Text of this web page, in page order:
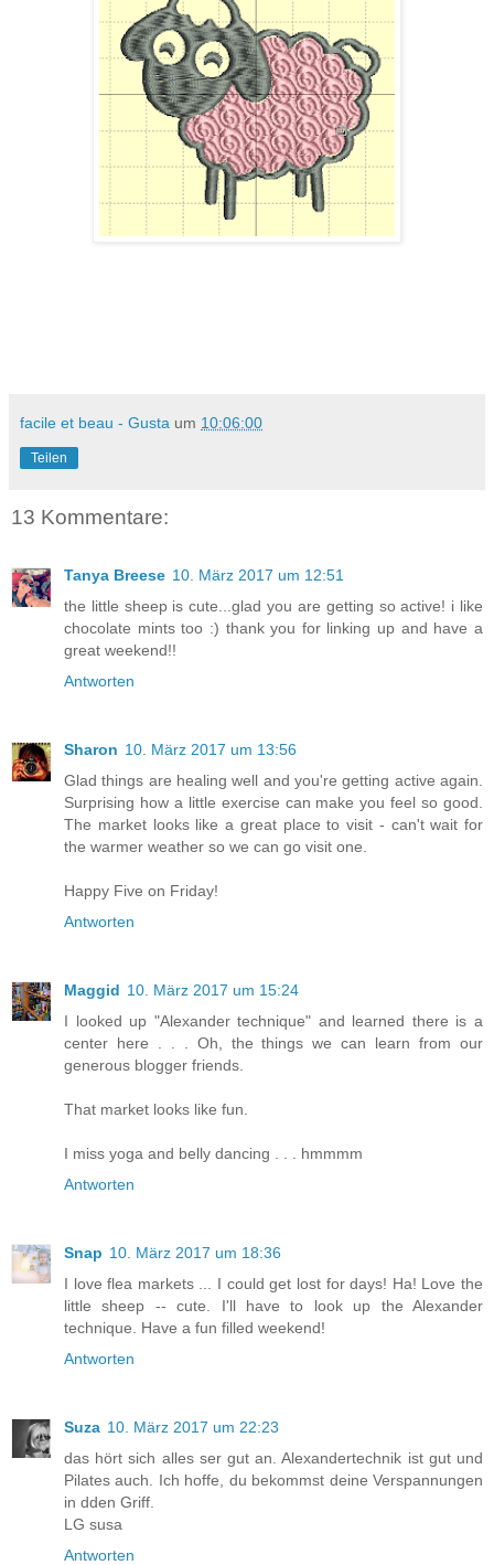
facile et beau - Gusta um 10:06:00
Teilen
13 Kommentare:
Tanya Breese 10. März 2017 um 12:51
the little sheep is cute...glad you are getting so active! i like
chocolate mints too :) thank you for linking up and have a
great weekend!!
Antworten
Sharon 10. März 2017 um 13:56
Glad things are healing well and you're getting active again.
Surprising how a little exercise can make you feel so good.
The market looks like a great place to visit - can't wait for
the warmer weather so we can go visit one.
Happy Five on Friday!
Antworten
Maggid 10. März 2017 um 15:24
I looked up "Alexander technique" and learned there is a
center here . . . Oh, the things we can learn from our
generous blogger friends.
That market looks like fun.
I miss yoga and belly dancing . . . hmmmm
Antworten
Snap 10. März 2017 um 18:36
I love flea markets ... I could get lost for days! Ha! Love the
little sheep -- cute. I'll have to look up the Alexander
technique. Have a fun filled weekend!
Antworten
Suza 10. März 2017 um 22:23
das hört sich alles ser gut an. Alexandertechnik ist gut und
Pilates auch. Ich hoffe, du bekommst deine Verspannungen
in dden Griff.
LG susa
Antworten